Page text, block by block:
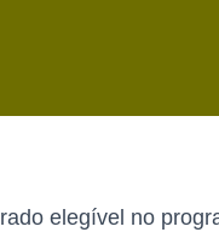
elegível no